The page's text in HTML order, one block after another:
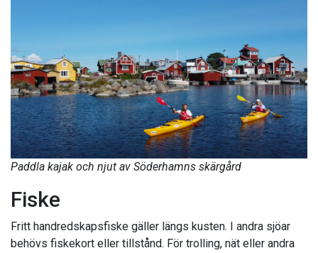
Paddla kajak och njut av Söderhamns skärgård
Fiske
Fritt handredskapsfiske gäller längs kusten. I andra sjöar
behövs fiskekort eller tillstånd. För trolling, nät eller andra